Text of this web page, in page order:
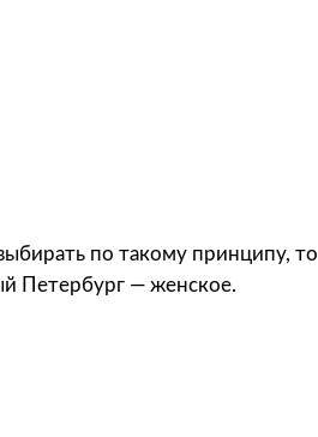
по такому принципу, то
Петербург — женское.